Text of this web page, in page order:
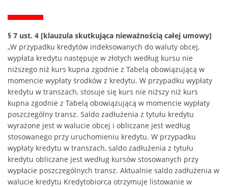
§ 7 ust. 4 [klauzula skutkująca nieważnością całej umowy]
„W przypadku kredytów indeksowanych do waluty obcej,
wypłata kredytu następuje w złotych według kursu nie
niższego niż kurs kupna zgodnie z Tabelą obowiązującą w
momencie wypłaty środków z kredytu. W przypadku wypłaty
kredytu w transzach, stosuje się kurs nie niższy niż kurs
kupna zgodnie z Tabelą obowiązującą w momencie wypłaty
poszczególny transz. Saldo zadłużenia z tytułu kredytu
wyrażone jest w walucie obcej i obliczane jest według
stosowanego przy uruchomieniu kredytu. W przypadku
wypłaty kredytu w transzach, saldo zadłużenia z tytułu
kredytu obliczane jest według kursów stosowanych przy
wypłacie poszczególnych transz. Aktualnie saldo zadłużenia w
walucie kredytu Kredytobiorca otrzymuje listowanie w